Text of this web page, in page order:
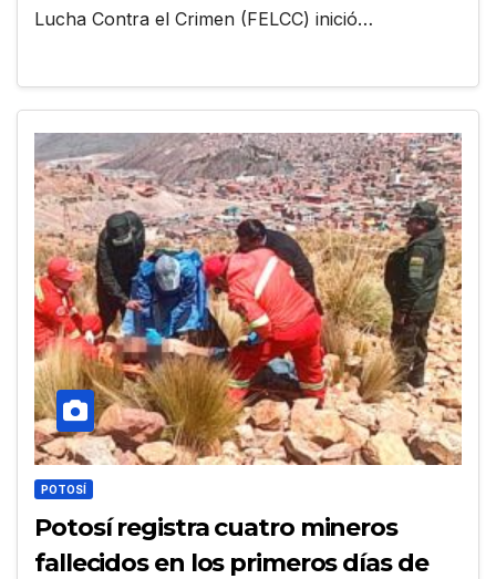
Lucha Contra el Crimen (FELCC) inició…
POTOSÍ
Potosí registra cuatro mineros
fallecidos en los primeros días de